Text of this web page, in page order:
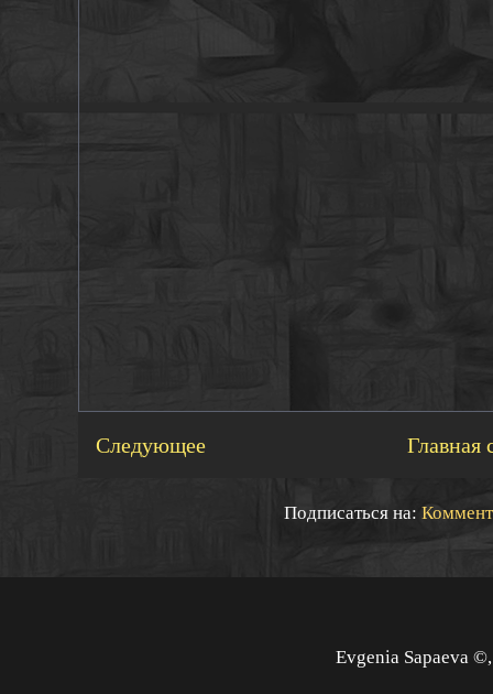
Следующее Главная
Подписаться на:
Evgenia Sapaeva